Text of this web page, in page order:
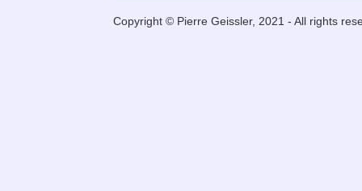
Copyright © Pierre Geissler, 2021 - All rights